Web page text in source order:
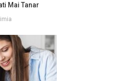
Mai Tanar